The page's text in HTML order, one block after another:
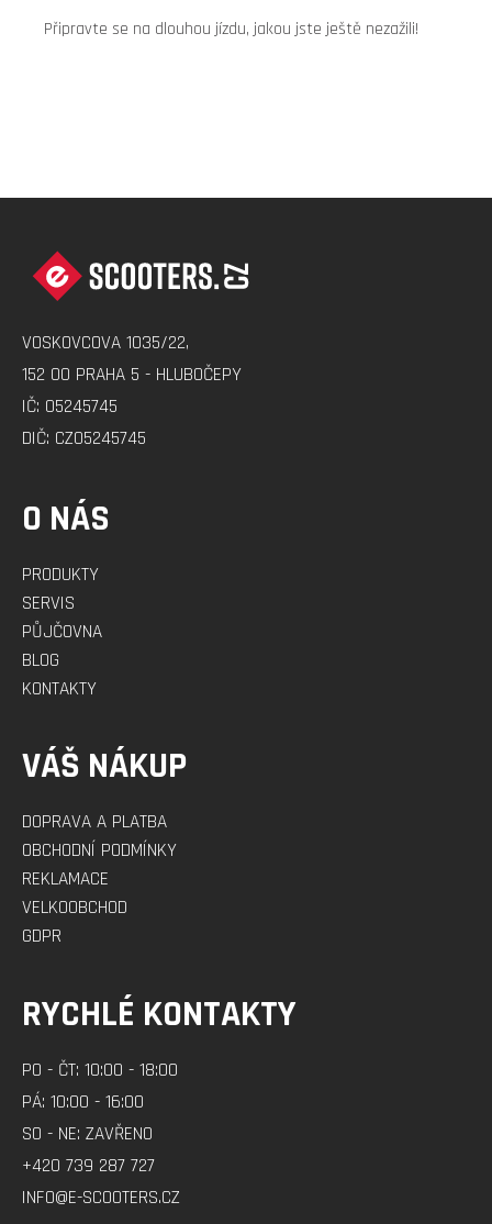
Připravte se na dlouhou jízdu, jakou jste ještě nezažili!
VOSKOVCOVA 1035/22,
152 00 PRAHA 5 - HLUBOČEPY
IČ: 05245745
DIČ: CZ05245745
O NÁS
PRODUKTY
SERVIS
PŮJČOVNA
BLOG
KONTAKTY
VÁŠ NÁKUP
DOPRAVA A PLATBA
OBCHODNÍ PODMÍNKY
REKLAMACE
VELKOOBCHOD
GDPR
RYCHLÉ KONTAKTY
PO - ČT: 10:00 - 18:00
PÁ: 10:00 - 16:00
SO - NE: ZAVŘENO
+420 739 287 727
INFO@E-SCOOTERS.CZ